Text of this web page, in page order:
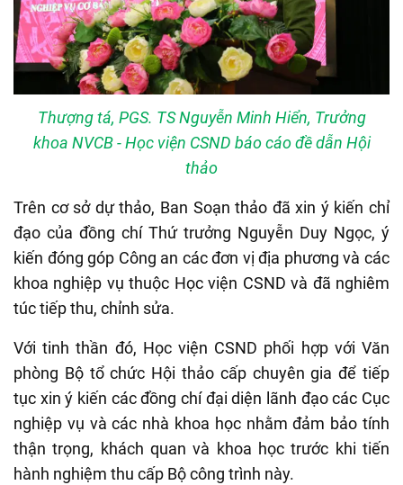
Thượng tá, PGS. TS Nguyễn Minh Hiển, Trưởng
khoa NVCB - Học viện CSND báo cáo đề dẫn Hội
thảo
Trên cơ sở dự thảo, Ban Soạn thảo đã xin ý kiến chỉ
đạo của đồng chí Thứ trưởng Nguyễn Duy Ngọc, ý
kiến đóng góp Công an các đơn vị địa phương và các
khoa nghiệp vụ thuộc Học viện CSND và đã nghiêm
túc tiếp thu, chỉnh sửa.
Với tinh thần đó, Học viện CSND phối hợp với Văn
phòng Bộ tổ chức Hội thảo cấp chuyên gia để tiếp
tục xin ý kiến các đồng chí đại diện lãnh đạo các Cục
nghiệp vụ và các nhà khoa học nhằm đảm bảo tính
thận trọng, khách quan và khoa học trước khi tiến
hành nghiệm thu cấp Bộ công trình này.